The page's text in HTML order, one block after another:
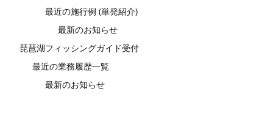
最近の施行例 (単発紹介)
最新のお知らせ
琵琶湖フィッシングガイド受付
最近の業務履歴一覧
最新のお知らせ